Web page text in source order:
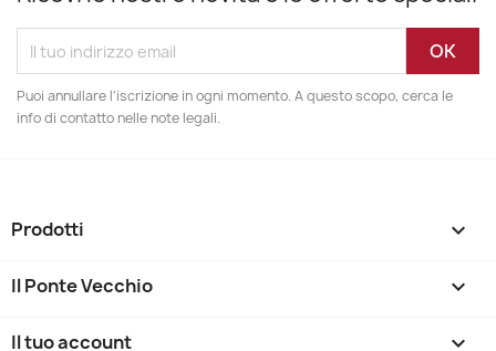
Puoi annullare l'iscrizione in ogni momento. A questo scopo, cerca le
info di contatto nelle note legali.
Prodotti 
Il Ponte Vecchio 
Il tuo account 